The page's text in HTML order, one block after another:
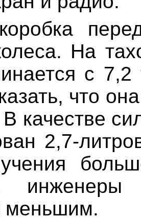
На
с
что
качестве
2,7-
меньшим.